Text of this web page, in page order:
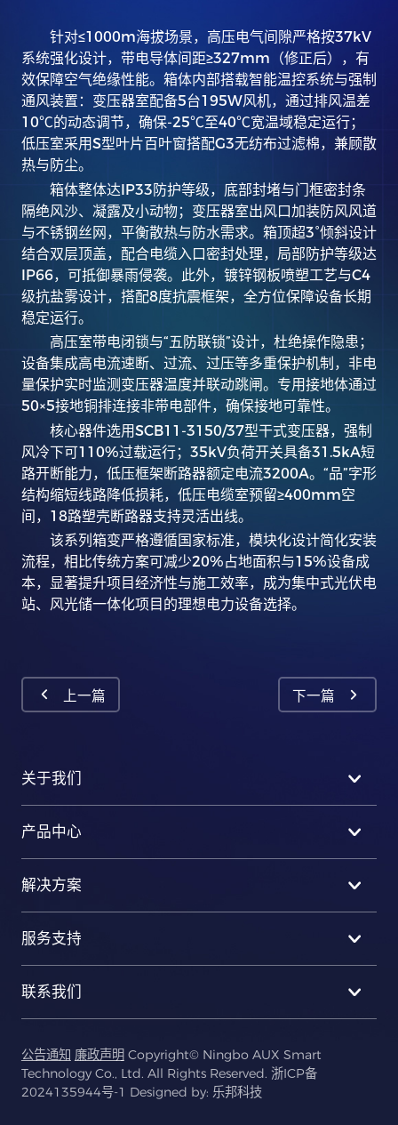
针对≤1000m海拔场景，高压电气间隙严格按37kV
系统强化设计，带电导体间距≥327mm （修正后），有
效保障空气绝缘性能。箱体内部搭载智能温控系统与强制
通风装置：变压器室配备5台195W风机，通过排风温差
10℃的动态调节，确保-25℃至40℃宽温域稳定运行；
低压室采用S型叶片百叶窗搭配G3无纺布过滤棉，兼顾散
热与防尘。
箱体整体达IP33防护等级，底部封堵与门框密封条
隔绝风沙、凝露及小动物；变压器室出风口加装防风风道
与不锈钢丝网，平衡散热与防水需求。箱顶超3°倾斜设计
结合双层顶盖，配合电缆入口密封处理，局部防护等级达
IP66，可抵御暴雨侵袭。此外，镀锌钢板喷塑工艺与C4
级抗盐雾设计，搭配8度抗震框架，全方位保障设备长期
稳定运行。
高压室带电闭锁与“五防联锁”设计，杜绝操作隐患；
设备集成高电流速断、过流、过压等多重保护机制，非电
量保护实时监测变压器温度并联动跳闸。专用接地体通过
50×5接地铜排连接非带电部件，确保接地可靠性。
核心器件选用SCB11-3150/37型干式变压器，强制
风冷下可110%过载运行； 35kV负荷开关具备31.5kA短
路开断能力，低压框架断路器额定电流3200A。 “品”字形
结构缩短线路降低损耗，低压电缆室预留≥400mm空
间， 18路塑壳断路器支持灵活出线。
该系列箱变严格遵循国家标准，模块化设计简化安装
流程，相比传统方案可减少20%占地面积与15%设备成
本，显著提升项目经济性与施工效率，成为集中式光伏电
站、风光储一体化项目的理想电力设备选择。
上一篇 下一篇
关于我们
产品中心
解决方案
服务支持
联系我们
公告通知 廉政声明 Copyright© Ningbo AUX Smart
Technology Co., Ltd. All Rights Reserved. 浙ICP备
2024135944号-1 Designed by: 乐邦科技